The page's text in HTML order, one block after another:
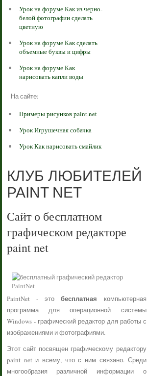
Урок на форуме Как из черно-
белой фотографии сделать
цветную
Урок на форуме Как сделать
объемные буквы и цифры
Урок на форуме Как
нарисовать капли воды
На сайте:
Примеры рисунков paint.net
Урок Игрушечная собачка
Урок Как нарисовать смайлик
КЛУБ ЛЮБИТЕЛЕЙ
PAINT NET
Сайт о бесплатном
графическом редакторе
paint net
PaintNet - этобесплатная компьютерная
программа для операционной системы
Windows - графический редактор для работы с
изображениями и фотографиями.
Этот сайт посвящен графическому редактору
paint net и всему, что с ним связано. Среди
многообразия различной информации о